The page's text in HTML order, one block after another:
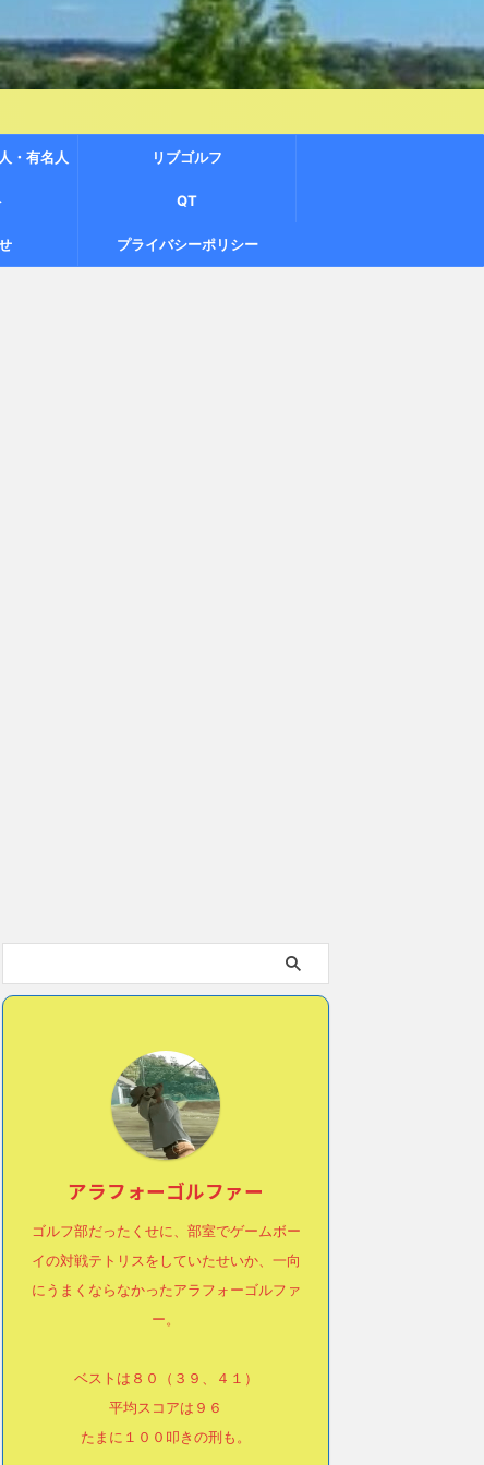
・有名人 リブゴルフ
QT
プライバシーポリシー
アラフォーゴルファー
ゴルフ部だったくせに、部室でゲームボー
イの対戦テトリスをしていたせいか、一向
にうまくならなかったアラフォーゴルファ
ー。
ベストは８０（３９、４１）
平均スコアは９６
たまに１００叩きの刑も。